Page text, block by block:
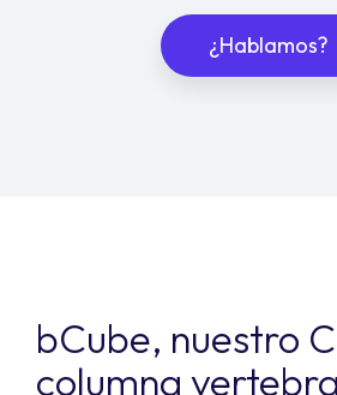
¿Hablamos?
bCube, nuestro
columna